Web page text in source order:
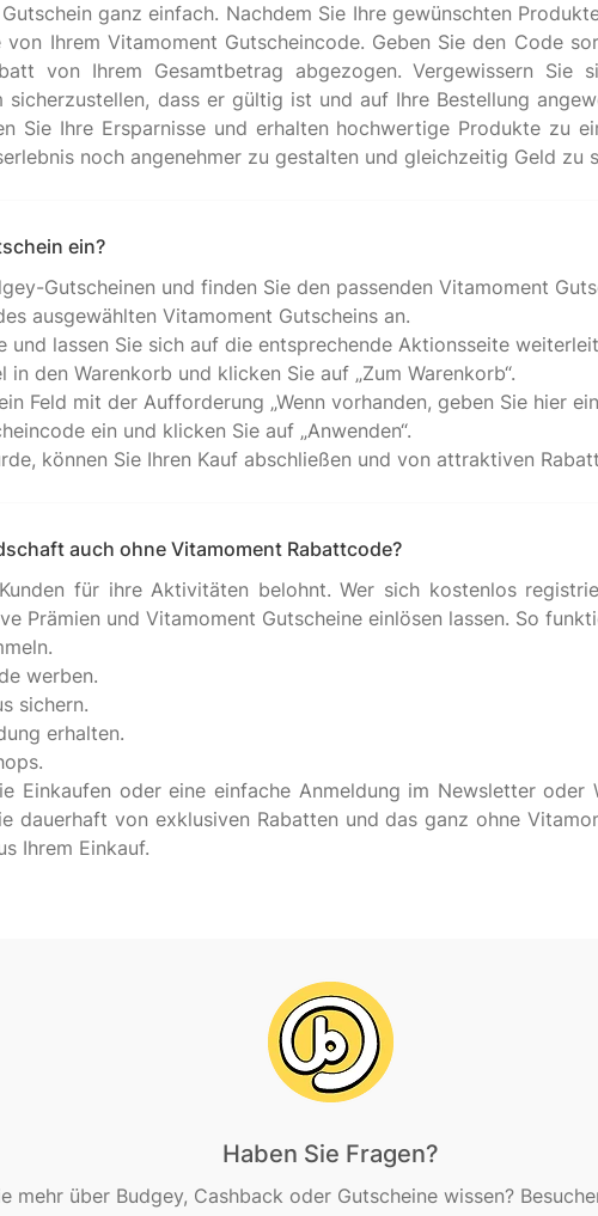
ganz einfach. Nachdem Sie Ihre gewünschten
Ihrem Vitamoment Gutscheincode. Geben Sie den Code
von Ihrem Gesamtbetrag abgezogen. Vergewissern Sie
sicherzustellen, dass er gültig ist und auf Ihre Bestellung
Sie Ihre Ersparnisse und erhalten hochwertige Produkte zu
ein?
Gutscheinen und finden Sie den passenden Vitamoment
ausgewählten Vitamoment Gutscheins an.
und lassen Sie sich auf die entsprechende Aktionsseite
den Warenkorb und klicken Sie auf „Zum Warenkorb“.
Feld mit der Aufforderung „Wenn vorhanden, geben Sie hier
ein und klicken Sie auf „Anwenden“.
können Sie Ihren Kauf abschließen und von attraktiven
auch ohne Vitamoment Rabattcode?
für ihre Aktivitäten belohnt. Wer sich kostenlos
Prämien und Vitamoment Gutscheine einlösen lassen. So
werben.
sichern.
erhalten.
Einkaufen oder eine einfache Anmeldung im Newsletter oder
dauerhaft von exklusiven Rabatten und das ganz ohne
Haben Sie Fragen?
mehr über Budgey, Cashback oder Gutscheine wissen?